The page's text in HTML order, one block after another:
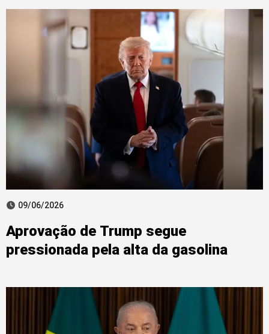
09/06/2026
Aprovação de Trump segue
pressionada pela alta da gasolina